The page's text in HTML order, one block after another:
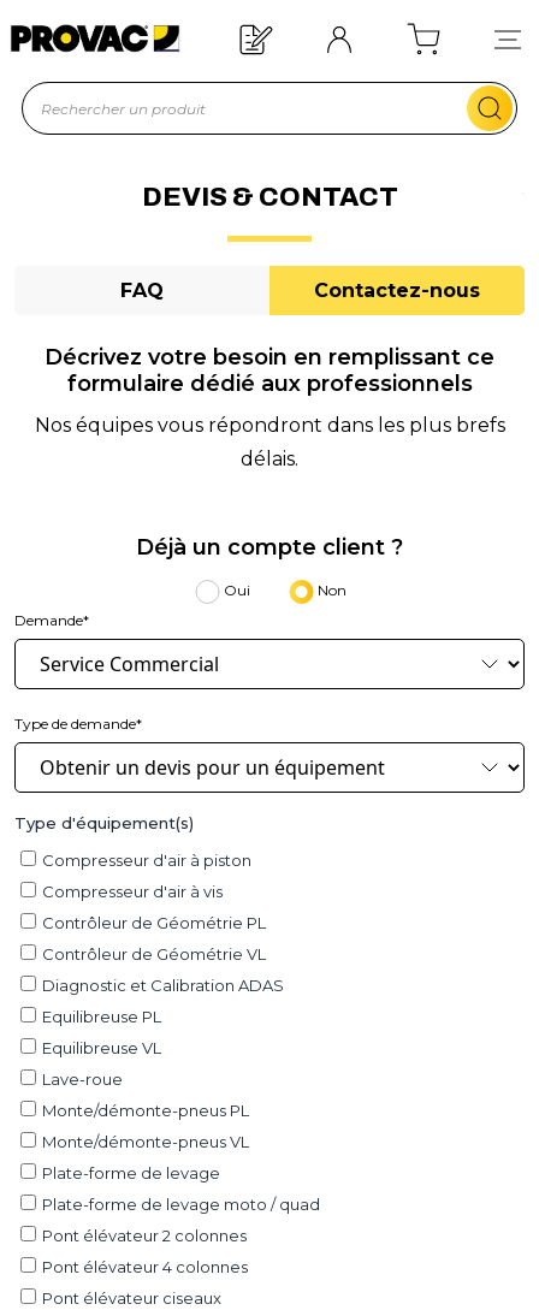
d'un équipement ?
DEVIS & CONTACT
FAQ Contactez-nous
Décrivez votre besoin en remplissant ce
formulaire dédié aux professionnels
Nos équipes vous répondront dans les plus brefs
délais.
Déjà un compte client ?
Oui
Non
Demande*
Type de demande*